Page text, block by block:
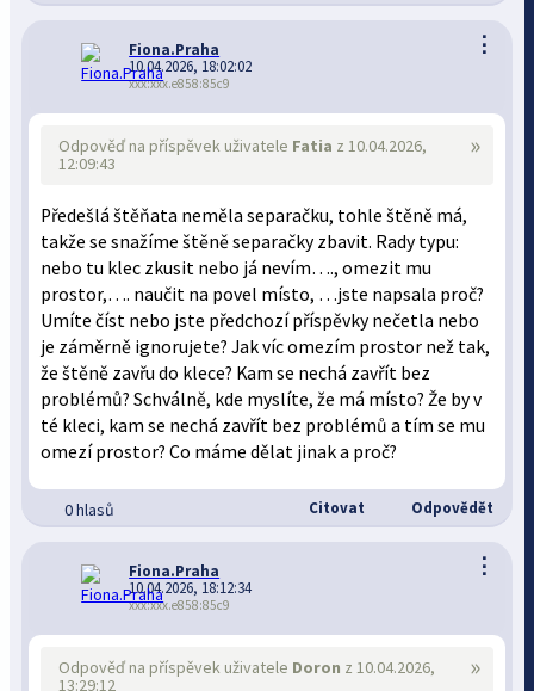
⋮
Fiona.Praha
10.04.2026, 18:02:02
xxx:xxx.e858:85c9
»
Odpověď na příspěvek uživatele Fatia z 10.04.2026,
12:09:43
Předešlá štěňata neměla separačku, tohle štěně má,
takže se snažíme štěně separačky zbavit. Rady typu:
nebo tu klec zkusit nebo já nevím…., omezit mu
prostor,…. naučit na povel místo, …jste napsala proč?
Umíte číst nebo jste předchozí příspěvky nečetla nebo
je záměrně ignorujete? Jak víc omezím prostor než tak,
že štěně zavřu do klece? Kam se nechá zavřít bez
problémů? Schválně, kde myslíte, že má místo? Že by v
té kleci, kam se nechá zavřít bez problémů a tím se mu
omezí prostor? Co máme dělat jinak a proč?
0 hlasů Citovat Odpovědět
⋮
Fiona.Praha
10.04.2026, 18:12:34
xxx:xxx.e858:85c9
»
Odpověď na příspěvek uživatele Doron z 10.04.2026,
13:29:12